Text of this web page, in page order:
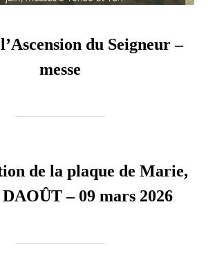
du Seigneur –
messe
de la plaque de Marie,
– 09 mars 2026